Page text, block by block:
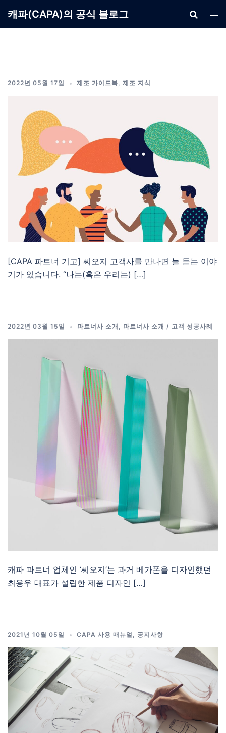
캐파(CAPA)의 공식 블로그
2022년 05월 17일 제조 가이드북, 제조 지식
[CAPA 파트너 기고] 씨오지 고객사를 만나면 늘 듣는 이야
기가 있습니다. “나는(혹은 우리는) […]
2022년 03월 15일 파트너사 소개 , 파트너사 소개 / 고객 성공사례
캐파 파트너 업체인 ‘씨오지’는 과거 베가폰을 디자인했던
최용우 대표가 설립한 제품 디자인 […]
2021년 10월 05일 CAPA 사용 매뉴얼 , 공지사항